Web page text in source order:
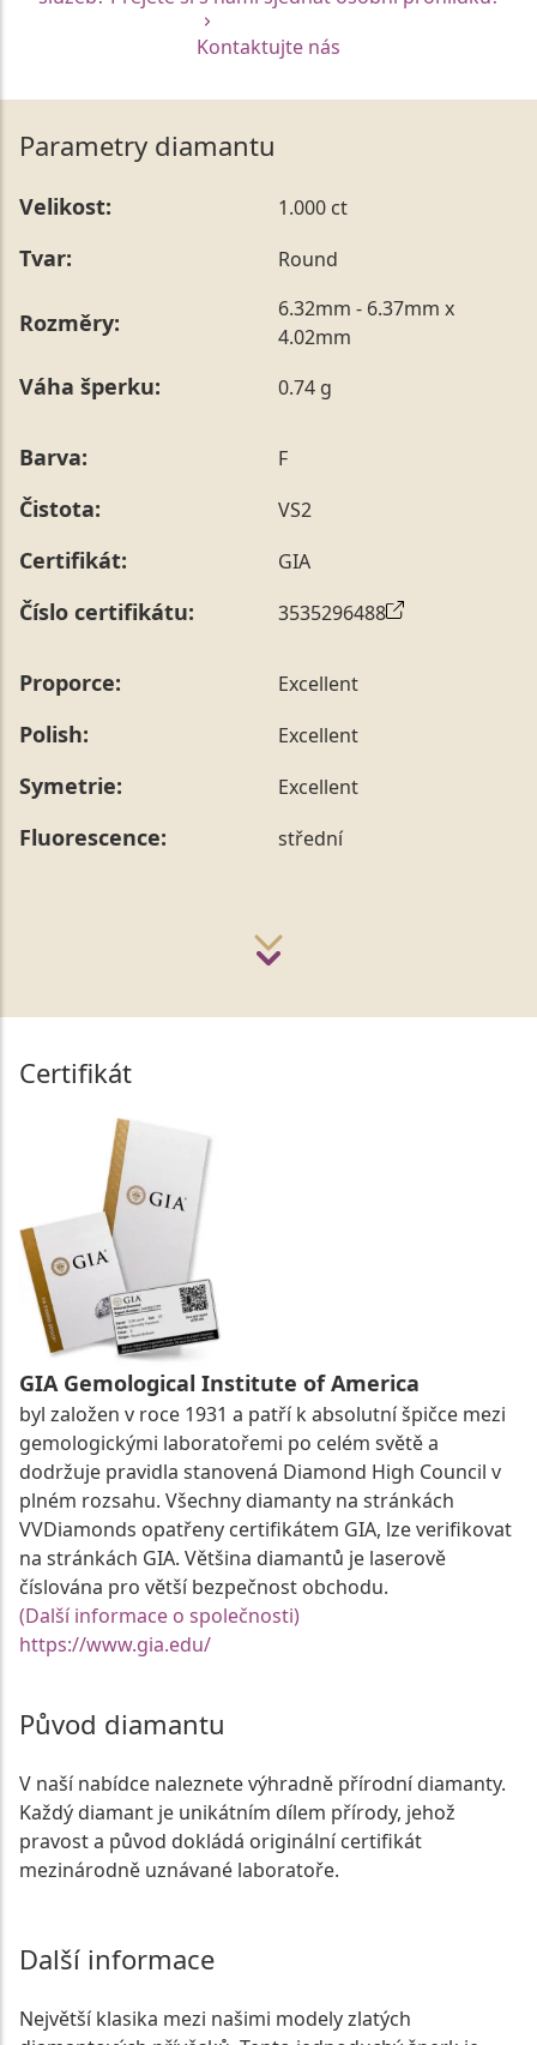
Kontaktujte nás
Parametry diamantu
Velikost: 1.000 ct
Tvar: Round
Rozměry:
6.32mm - 6.37mm x
4.02mm
Váha šperku: 0.74 g
Barva: F
Čistota: VS2
Certifikát: GIA
Číslo certifikátu: 3535296488
Proporce: Excellent
Polish: Excellent
Symetrie: Excellent
Fluorescence: střední
Certifikát
GIA Gemological Institute of America
byl založen v roce 1931 a patří k absolutní špičce mezi
gemologickými laboratořemi po celém světě a
dodržuje pravidla stanovená Diamond High Council v
plném rozsahu. Všechny diamanty na stránkách
VVDiamonds opatřeny certifikátem GIA, lze verifikovat
na stránkách GIA. Většina diamantů je laserově
číslována pro větší bezpečnost obchodu.
(Další informace o společnosti)
https://www.gia.edu/
Původ diamantu
V naší nabídce naleznete výhradně přírodní diamanty.
Každý diamant je unikátním dílem přírody, jehož
pravost a původ dokládá originální certifikát
mezinárodně uznávané laboratoře.
Další informace
Největší klasika mezi našimi modely zlatých